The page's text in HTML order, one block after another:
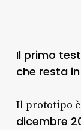
Il primo
che resta
Il prototipo
dicembre